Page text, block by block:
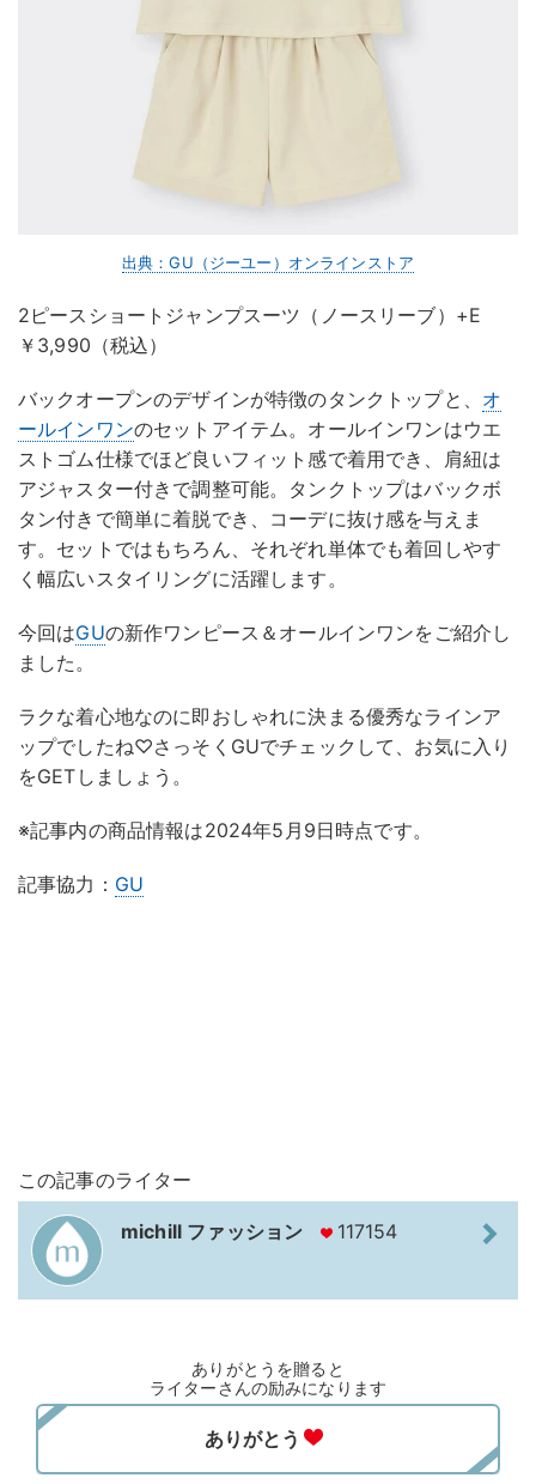
出典：GU（ジーユー）オンラインストア
2ピースショートジャンプスーツ（ノースリーブ）+E
￥3,990（税込）
バックオープンのデザインが特徴のタンクトップと、 オ
ールインワンのセットアイテム。オールインワンはウエ
ストゴム仕様でほど良いフィット感で着用でき、肩紐は
アジャスター付きで調整可能。タンクトップはバックボ
タン付きで簡単に着脱でき、コーデに抜け感を与えま
す。セットではもちろん、それぞれ単体でも着回しやす
く幅広いスタイリングに活躍します。
今回はGUの新作ワンピース＆オールインワンをご紹介し
ました。
ラクな着心地なのに即おしゃれに決まる優秀なラインア
ップでしたね♡さっそくGUでチェックして、お気に入り
をGETしましょう。
※記事内の商品情報は2024年5月9日時点です。
記事協力： GU
この記事のライター
michill ファッション 117154
ありがとうを贈ると
ライターさんの励みになります